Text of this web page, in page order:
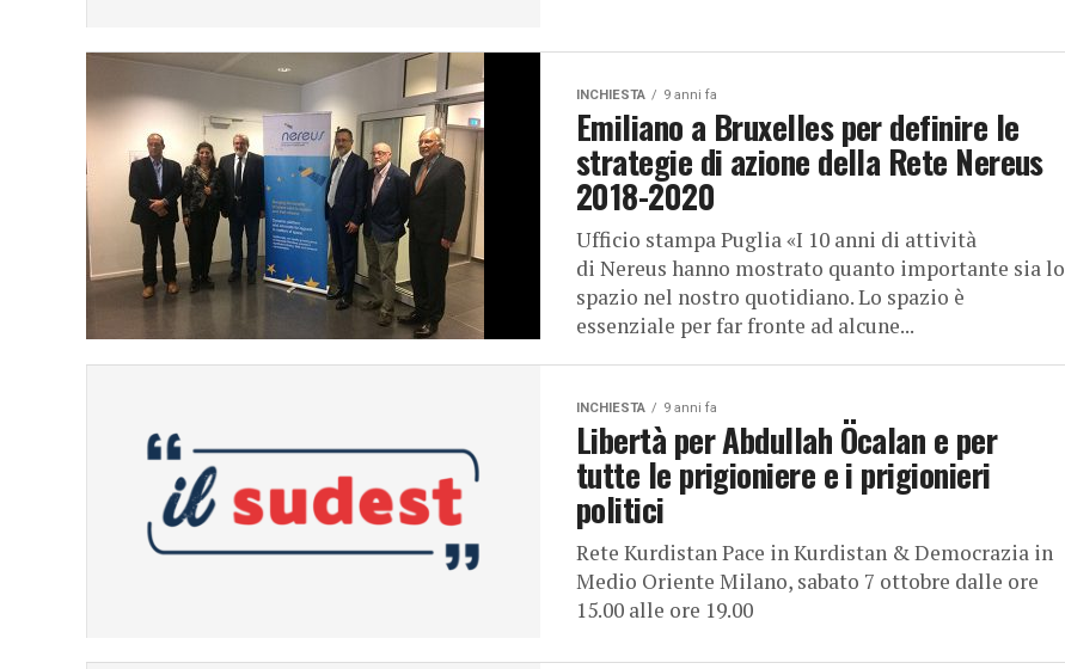
INCHIESTA 9 anni fa
Emiliano a Bruxelles per definire le
strategie di azione della Rete Nereus
2018-2020
Ufficio stampa Puglia «I 10 anni di attività
di Nereus hanno mostrato quanto importante sia lo
spazio nel nostro quotidiano. Lo spazio è
essenziale per far fronte ad alcune...
INCHIESTA 9 anni fa
Libertà per Abdullah Öcalan e per
tutte le prigioniere e i prigionieri
politici
Rete Kurdistan Pace in Kurdistan & Democrazia in
Medio Oriente Milano, sabato 7 ottobre dalle ore
15.00 alle ore 19.00